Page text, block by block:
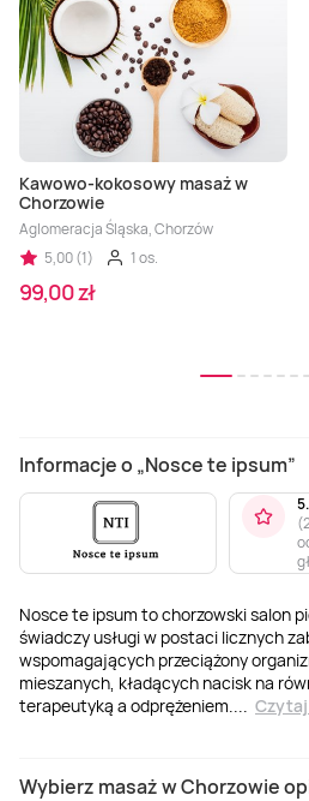
Kawowo-kokosowy masaż w
Chorzowie
Aglomeracja Śląska, Chorzów
5,00 (1)
1 os.
99,00 zł
Informacje o „Nosce te ipsum”
Nosce te ipsum to chorzowski salon
świadczy usługi w postaci licznych
wspomagających przeciążony
mieszanych, kładących nacisk na
terapeutyką a odprężeniem....
(
Wybierz masaż w Chorzowie